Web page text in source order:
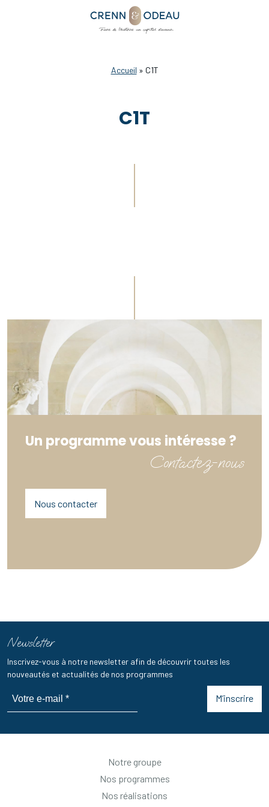
Accueil » C1T
C1T
Un programme vous intéresse ?
Contactez-nous
Nous contacter
Newsletter
Inscrivez-vous à notre newsletter afin de découvrir toutes les
nouveautés et actualités de nos programmes
M’inscrire
Notre groupe
Nos programmes
Nos réalisations